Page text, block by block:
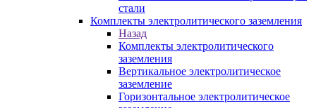
стали
Комплекты электролитического заземления
Назад
Комплекты электролитического
заземления
Вертикальное электролитическое
заземление
Горизонтальное электролитическое